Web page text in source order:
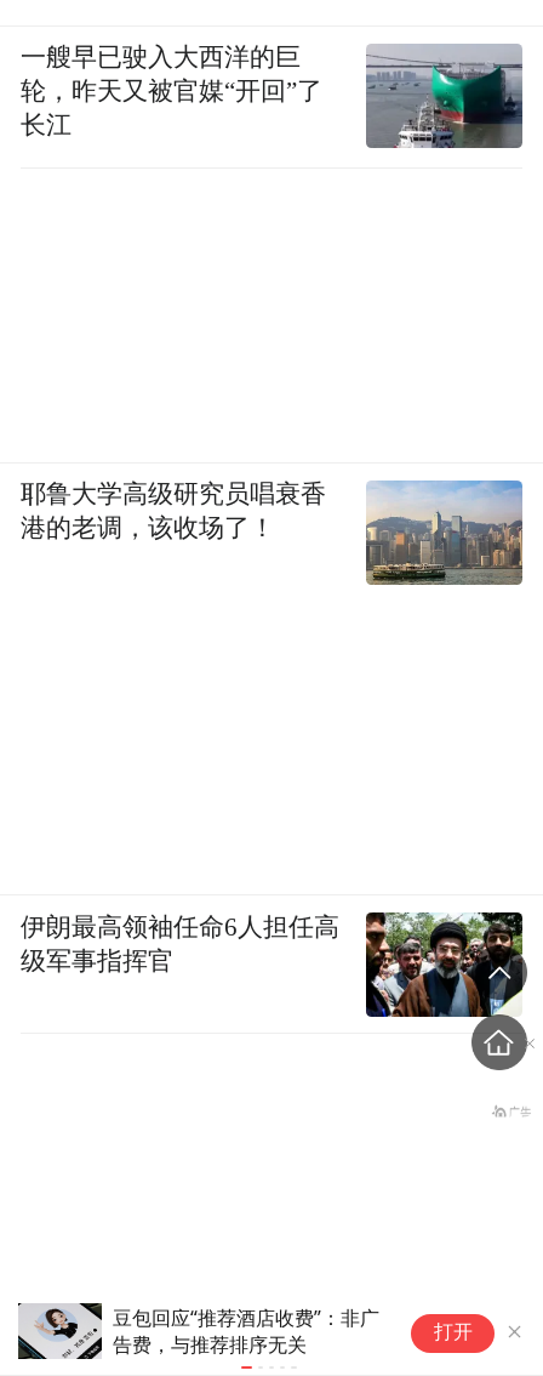
英媒：森林老板马里纳基斯因球
迷争议横幅事件起诉水晶宫
打开
一艘早已驶入大西洋的巨
轮，昨天又被官媒“开回”了
长江
耶鲁大学高级研究员唱衰香
港的老调，该收场了！
伊朗最高领袖任命6人担任高
级军事指挥官
盗香窃玉：我的青春就是赌出来的